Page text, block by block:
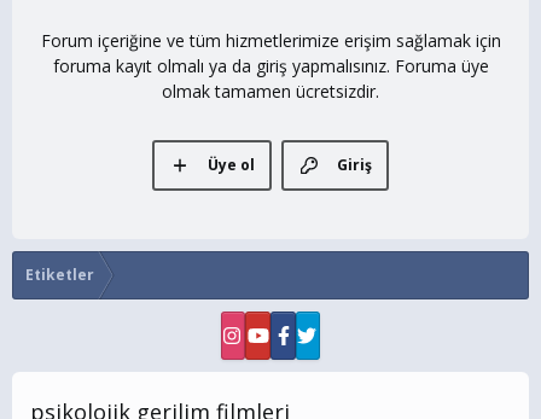
Forum içeriğine ve tüm hizmetlerimize erişim sağlamak için
foruma kayıt olmalı ya da giriş yapmalısınız. Foruma üye
olmak tamamen ücretsizdir.
Giriş
Üye ol
Etiketler
psikolojik gerilim filmleri